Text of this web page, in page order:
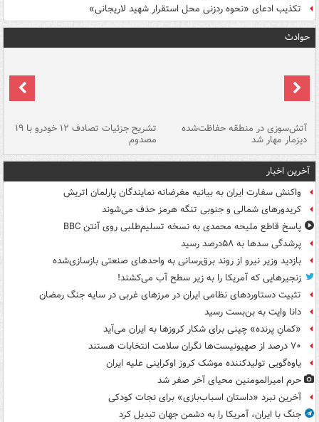
تکذیب ادعای «نحوه ردزنی محل استقرار شهید لاریجانی»
حوادث
آتش‌سوزی در منطقه حفاظت‌شده
دیزمار مهار شد
تشریح جزئیات تصادف ۱۲ خودرو با ۱۹
مصدوم
آخرین اخبار
واکنش سفارت ایران به بیانیه مغرضانه نمایندگان پارلمان اتریش
کریدورهای شمالی و جنوبی تنگه هرمز حذف می‌شوند
پاسخ قاطع ملیحه محمدی به نسخه تسلیم‌طلبی روی آنتن BBC
پرشدگی سدها به ۵۸درصد رسید
بازدید وزیر نیرو از روند برق‌رسانی به واحدهای صنعتی بازسازی‌شده
زنجیرهایی که آمریکا را به زیر سطح آب می‌کشند!
تثبیت دستاوردهای نظامی ایران در مرزهای غربی در سایه جنگ رمضان
دانا وایت به بن‌بست رسید
«کمانِ پرنده» چینی برای شکار کروزها به ایران می‌آید
۷۰ درصد از صهیونیست‌ها نگران سلامت انتخابات هستند
یاوه‌گویی تولیدکننده موشک کروز اوکراینی علیه ایران
حرم امیرالمومنین محیای آخر صفر شد
آخرین نبرد «داستان اسباب‌بازی» برای نجات کودکی
جنگ با ایران، آمریکا را به دشمن جهان تبدیل کرد